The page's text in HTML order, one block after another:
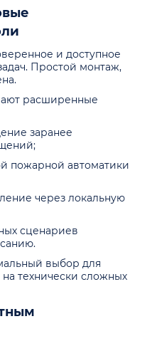
и доступное
Простой монтаж,
расширенные
заранее
пожарной автоматики
через локальную
сценариев
выбор для
технически сложных